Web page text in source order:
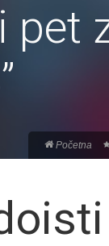
pet
Početna